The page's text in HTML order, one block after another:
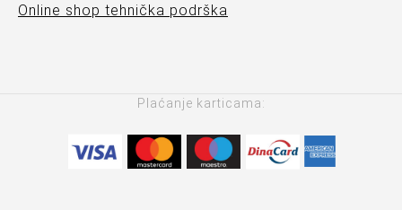
Online shop tehnička podrška
Plaćanje karticama: